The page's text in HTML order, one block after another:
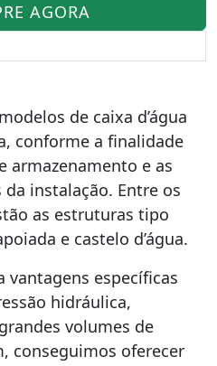
AGORA
de caixa d’água
conforme a finalidade
armazenamento e as
instalação. Entre os
as estruturas tipo
e castelo d’água.
vantagens específicas
hidráulica,
volumes de
conseguimos oferecer